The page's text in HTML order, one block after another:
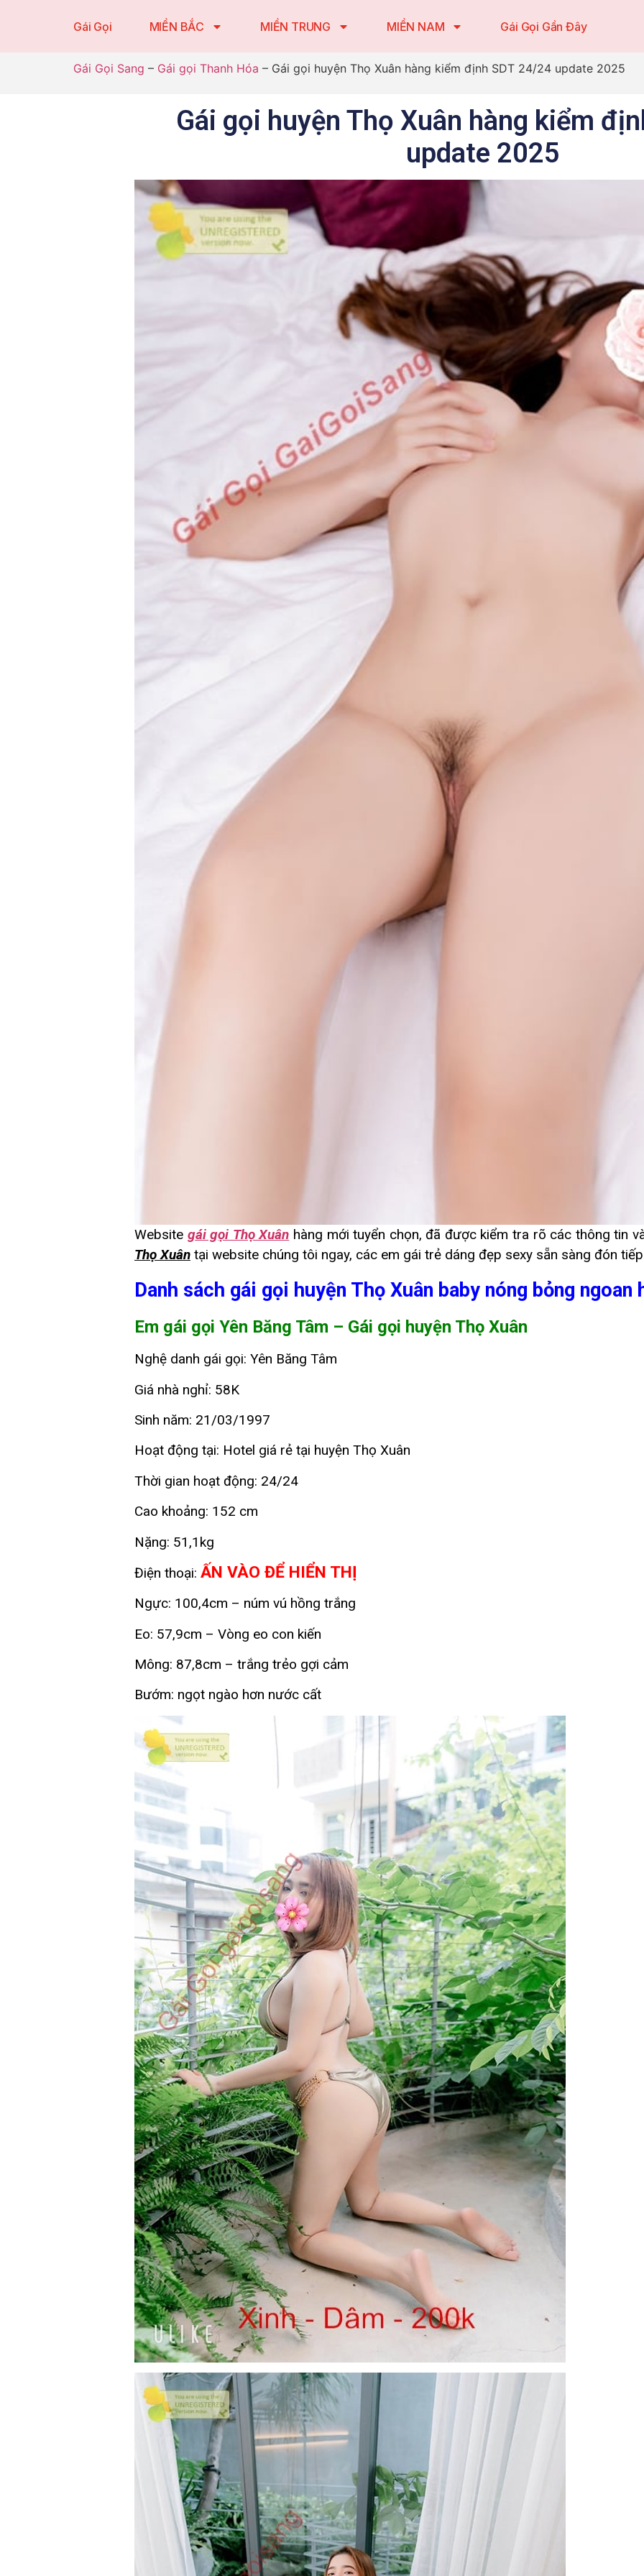
Gái Gọi MIỀN BẮC MIỀN TRUNG MIỀN NAM Gái Gọi Gần Đây
Gái Gọi Sang – Gái gọi Thanh Hóa – Gái gọi huyện Thọ Xuân hàng kiểm định SDT 24/24 update 2025
Gái gọi huyện Thọ Xuân hàng kiểm
update 2025
Website gái gọi Thọ Xuân hàng mới tuyển chọn, đã được kiểm tra rõ các thông tin
Thọ Xuân tại website chúng tôi ngay, các em gái trẻ dáng đẹp sexy sẵn sàng đón
Danh sách gái gọi huyện Thọ Xuân baby nóng bỏng ngoan
Em gái gọi Yên Băng Tâm – Gái gọi huyện Thọ Xuân
Nghệ danh gái gọi: Yên Băng Tâm
Giá nhà nghỉ: 58K
Sinh năm: 21/03/1997
Hoạt động tại: Hotel giá rẻ tại huyện Thọ Xuân
Thời gian hoạt động: 24/24
Cao khoảng: 152 cm
Nặng: 51,1kg
Điện thoại: ẤN VÀO ĐỂ HIỂN THỊ
Ngực: 100,4cm – núm vú hồng trắng
Eo: 57,9cm – Vòng eo con kiến
Mông: 87,8cm – trắng trẻo gợi cảm
Bướm: ngọt ngào hơn nước cất